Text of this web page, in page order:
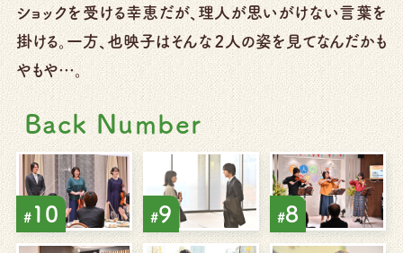
ショックを受ける幸恵だが、理人が思いがけない言葉を
掛ける。一方、也映子はそんな２人の姿を見てなんだかも
やもや…。
Back Number
#10 #9 #8